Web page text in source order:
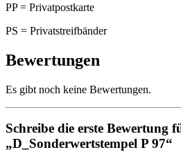
PP = Privatpostkarte
PS = Privatstreifbänder
Bewertungen
Es gibt noch keine Bewertungen.
Schreibe die erste Bewertung
„D_Sonderwertstempel P 97“